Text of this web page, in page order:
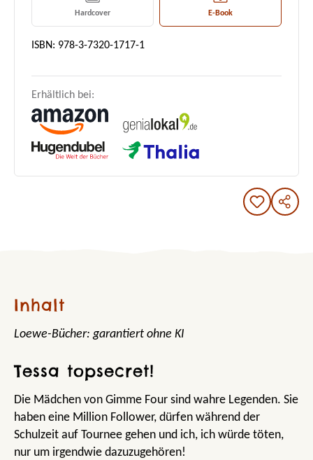
Hardcover E-Book
ISBN: 978-3-7320-1717-1
Erhältlich bei:
Inhalt
Loewe-Bücher: garantiert ohne KI
Tessa topsecret!
Die Mädchen von Gimme Four sind wahre Legenden. Sie
haben eine Million Follower, dürfen während der
Schulzeit auf Tournee gehen und ich, ich würde töten,
nur um irgendwie dazuzugehören!